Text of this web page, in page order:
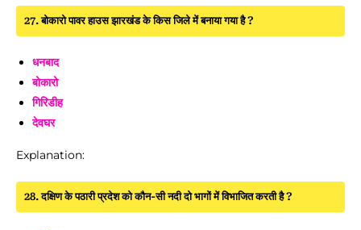
27. बोकारो पावर हाउस झारखंड के किस जिले में बनाया गया है ?
धनबाद
बोकारो
गिरिडीह
देवघर
Explanation:
28. दक्षिण के पठारी प्रदेश को कौन-सी नदी दो भागों में विभाजित करती है ?